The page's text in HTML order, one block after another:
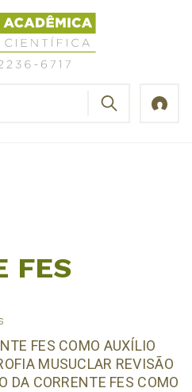
FES
FES COMO AUXÍLIO
MUSUCLAR REVISÃO
DA CORRENTE FES COMO